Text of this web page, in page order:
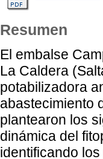
Resumen
El embalse
La Caldera
potabilizadora
abastecimiento
plantearon los
dinámica del
identificando